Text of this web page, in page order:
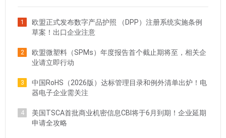
1
欧盟正式发布数字产品护照 （DPP）注册系统实施条例
草案！出口企业注意
2
欧盟微塑料（SPMs）年度报告首个截止期将至，相关企
业请立即行动
3
中国RoHS（2026版）达标管理目录和例外清单出炉！电
器电子企业需关注
4
美国TSCA首批商业机密信息CBI将于6月到期！企业延期
申请全攻略